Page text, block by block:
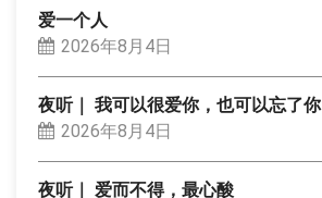
爱一个人
2026年8月4日
夜听｜ 我可以很爱你，也可以忘了你
2026年8月4日
夜听｜ 爱而不得，最心酸